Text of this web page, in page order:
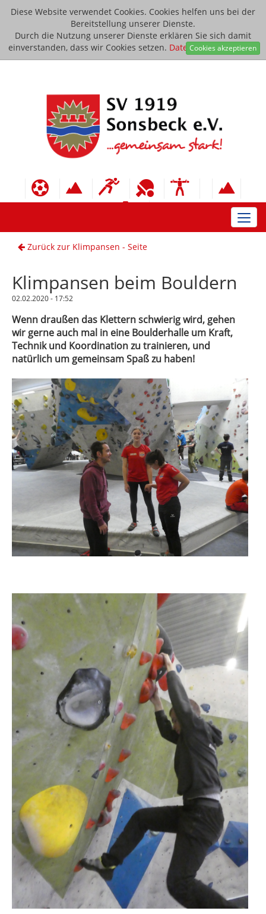
Diese Website verwendet Cookies. Cookies helfen uns bei der
Bereitstellung unserer Dienste.
Durch die Nutzung unserer Dienste erklären Sie sich damit
einverstanden, dass wir Cookies setzen. Datenschutzerklärung
Cookies akzeptieren
Zurück zur Klimpansen - Seite
Klimpansen beim Bouldern
02.02.2020 - 17:52
Wenn draußen das Klettern schwierig wird, gehen
wir gerne auch mal in eine Boulderhalle um Kraft,
Technik und Koordination zu trainieren, und
natürlich um gemeinsam Spaß zu haben!